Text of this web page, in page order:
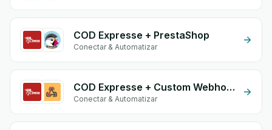
COD Expresse + PrestaShop
Conectar & Automatizar
COD Expresse + Custom Webhook
Conectar & Automatizar